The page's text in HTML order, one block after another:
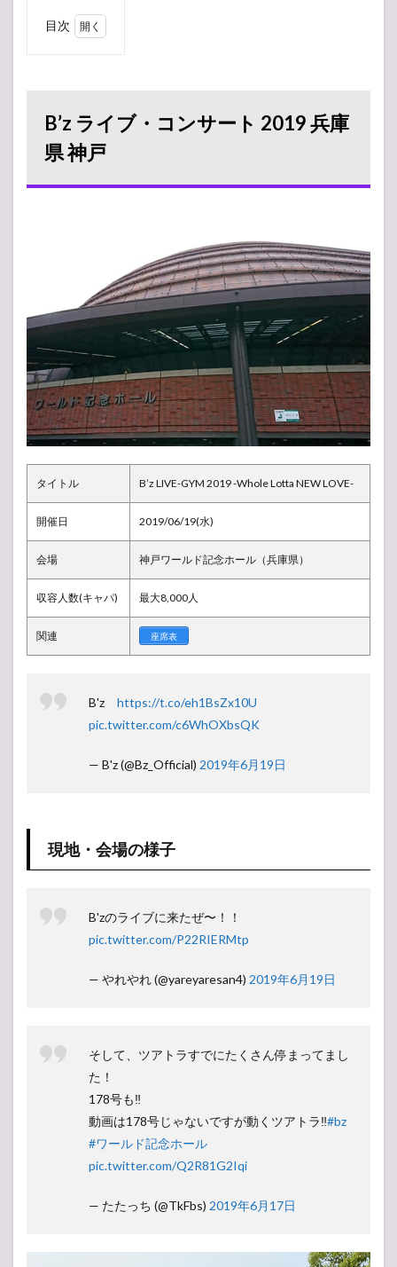
目次
コン
サー
ト
2019
子
アリ
ーナ
構
成・
座席
表
ライ
ブレ
ポ
（感
1.4
セッ
トリ
2
B’z
ツアー
日程・
スケジ
3
B’z ライブ・コンサート 2019 兵庫
県 神戸
タイトル B’z LIVE-GYM 2019 -Whole Lotta NEW LOVE-
開催日 2019/06/19(水)
会場 神戸ワールド記念ホール（兵庫県）
収容人数(キャパ) 最大8,000人
関連 座席表
B'z https://t.co/eh1BsZx10U
pic.twitter.com/c6WhOXbsQK
— B'z (@Bz_Official) 2019年6月19日
現地・会場の様子
B'zのライブに来たぜ〜！！
pic.twitter.com/P22RIERMtp
— やれやれ (@yareyaresan4) 2019年6月19日
そして、ツアトラすでにたくさん停まってまし
た！
178号も‼️
動画は178号じゃないですが動くツアトラ‼️#bz
#ワールド記念ホール
pic.twitter.com/Q2R81G2Iqi
— たたっち (@TkFbs) 2019年6月17日